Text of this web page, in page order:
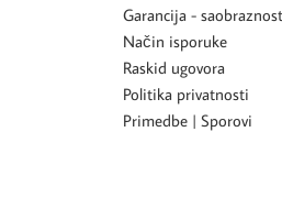
Garancija - saobraznost
Način isporuke
Raskid ugovora
Politika privatnosti
Primedbe | Sporovi